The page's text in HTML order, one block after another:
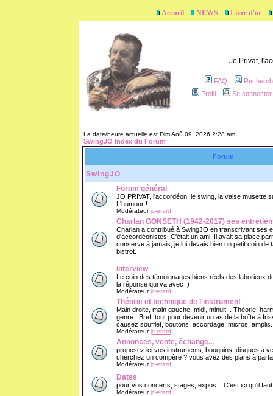
Accueil NEWS Livre d'or
Jo Privat,
FAQ
Profil
Se
La date/heure actuelle est Dim Aoû 09, 2026 2:28 am
SwingJO Index du Forum
Forum
SwingJO
Forum général
JO PRIVAT, l'accordéon, le swing, la valse musette
L'humour !
Modérateurjc-erard
Charlan GONSETH (1942-2017) ses
Charlan a contribué à SwingJO en transcrivant ses
d'accordéonistes. C'était un ami. Il avait sa place
conserve à jamais, je lui devais bien un petit coin de
bistrot.
Interview
Le coin des témoignages biens réels des laborieux
la réponse qui va avec :)
Modérateurjc-erard
Théorie et technique de l'instrument
Main droite, main gauche, midi, minuit... Théorie,
genre...Bref, tout pour devenir un as de la boîte à
causez soufflet, boutons, accordage, micros,
Modérateurjc-erard
Annonces, vente, échange...
proposez ici vos instruments, bouquins, disques à
cherchez un compère ? vous avez des plans à
Modérateurjc-erard
Dates
pour vos concerts, stages, expos... C'est ici qu'il
Modérateurjc-erard